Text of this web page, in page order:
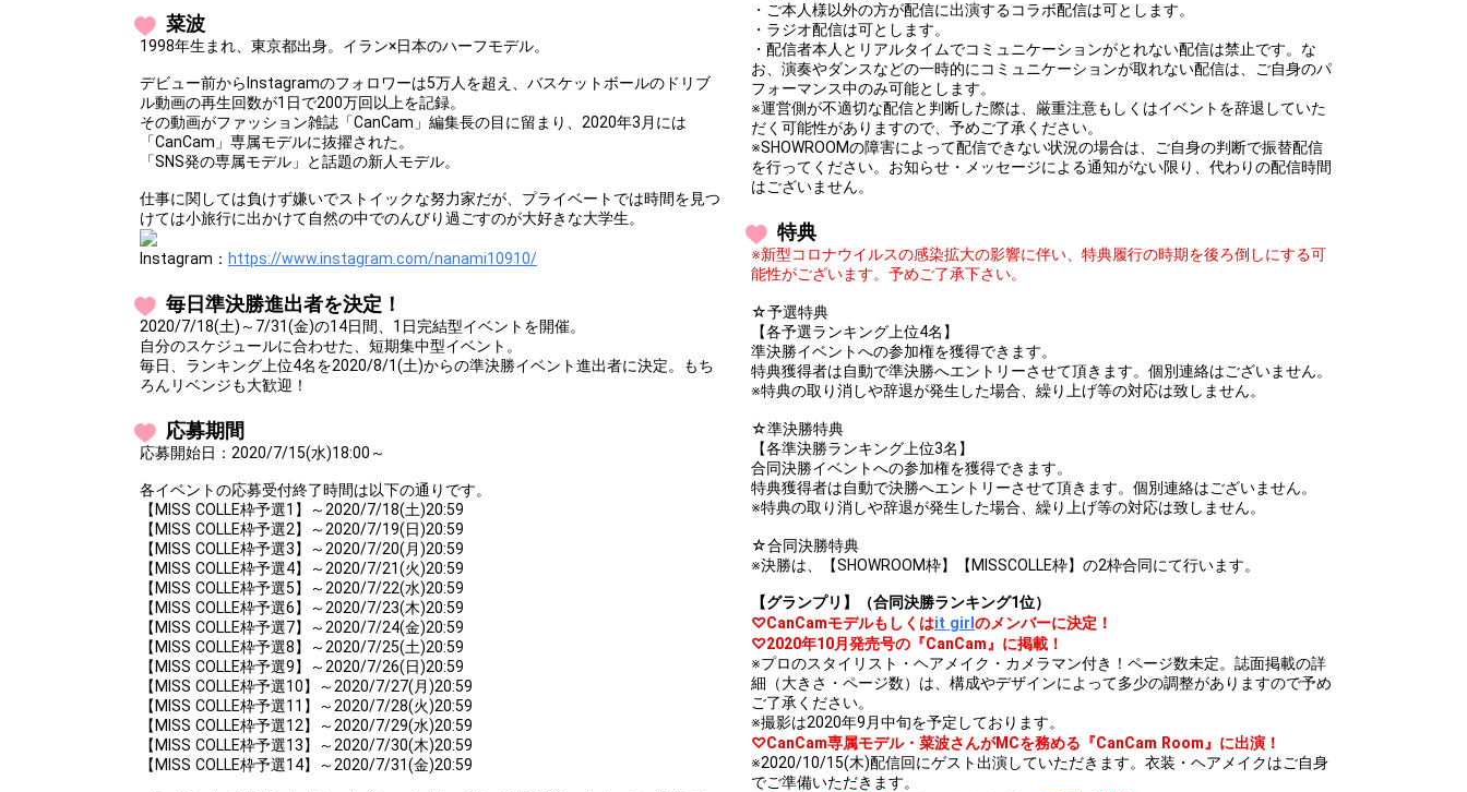
菜波
1998年生まれ、東京都出身。イラン×日本のハーフモデル。
デビュー前からInstagramのフォロワーは5万人を超え、バスケットボールのドリブ
ル動画の再生回数が1日で200万回以上を記録。
その動画がファッション雑誌「CanCam」編集長の目に留まり、2020年3月には
「CanCam」専属モデルに抜擢された。
「SNS発の専属モデル」と話題の新人モデル。
仕事に関しては負けず嫌いでストイックな努力家だが、プライベートでは時間を見つ
けては小旅行に出かけて自然の中でのんびり過ごすのが大好きな大学生。
Instagram： https://www.instagram.com/nanami10910/
毎日準決勝進出者を決定！
2020/7/18(土)～7/31(金)の14日間、1日完結型イベントを開催。
自分のスケジュールに合わせた、短期集中型イベント。
毎日、ランキング上位4名を2020/8/1(土)からの準決勝イベント進出者に決定。もち
ろんリベンジも大歓迎！
応募期間
応募開始日：2020/7/15(水)18:00～
各イベントの応募受付終了時間は以下の通りです。
【MISS COLLE枠予選1】～2020/7/18(土)20:59
【MISS COLLE枠予選2】～2020/7/19(日)20:59
【MISS COLLE枠予選3】～2020/7/20(月)20:59
【MISS COLLE枠予選4】～2020/7/21(火)20:59
【MISS COLLE枠予選5】～2020/7/22(水)20:59
【MISS COLLE枠予選6】～2020/7/23(木)20:59
【MISS COLLE枠予選7】～2020/7/24(金)20:59
【MISS COLLE枠予選8】～2020/7/25(土)20:59
【MISS COLLE枠予選9】～2020/7/26(日)20:59
【MISS COLLE枠予選10】～2020/7/27(月)20:59
【MISS COLLE枠予選11】～2020/7/28(火)20:59
【MISS COLLE枠予選12】～2020/7/29(水)20:59
【MISS COLLE枠予選13】～2020/7/30(木)20:59
【MISS COLLE枠予選14】～2020/7/31(金)20:59
・ご本人様以外の方が配信に出演するコラボ配信は可とします。
・ラジオ配信は可とします。
・配信者本人とリアルタイムでコミュニケーションがとれない配信は禁止です。な
お、演奏やダンスなどの一時的にコミュニケーションが取れない配信は、ご自身のパ
フォーマンス中のみ可能とします。
※運営側が不適切な配信と判断した際は、厳重注意もしくはイベントを辞退していた
だく可能性がありますので、予めご了承ください。
※SHOWROOMの障害によって配信できない状況の場合は、ご自身の判断で振替配信
を行ってください。お知らせ・メッセージによる通知がない限り、代わりの配信時間
はございません。
特典
※新型コロナウイルスの感染拡大の影響に伴い、特典履行の時期を後ろ倒しにする可
能性がございます。予めご了承下さい。
☆予選特典
【各予選ランキング上位4名】
準決勝イベントへの参加権を獲得できます。
特典獲得者は自動で準決勝へエントリーさせて頂きます。個別連絡はございません。
※特典の取り消しや辞退が発生した場合、繰り上げ等の対応は致しません。
☆準決勝特典
【各準決勝ランキング上位3名】
合同決勝イベントへの参加権を獲得できます。
特典獲得者は自動で決勝へエントリーさせて頂きます。個別連絡はございません。
※特典の取り消しや辞退が発生した場合、繰り上げ等の対応は致しません。
☆合同決勝特典
※決勝は、【SHOWROOM枠】【MISSCOLLE枠】の2枠合同にて行います。
【グランプリ】（合同決勝ランキング1位）
♡CanCamモデルもしくはit girl のメンバーに決定！
♡2020年10月発売号の『CanCam』に掲載！
※プロのスタイリスト・ヘアメイク・カメラマン付き！ページ数未定。誌面掲載の詳
細（大きさ・ページ数）は、構成やデザインによって多少の調整がありますので予め
ご了承ください。
※撮影は2020年9月中旬を予定しております。
♡CanCam専属モデル・菜波さんがMCを務める『CanCam Room』に出演！
※2020/10/15(木)配信回にゲスト出演していただきます。衣装・ヘアメイクはご自身
でご準備いただきます。